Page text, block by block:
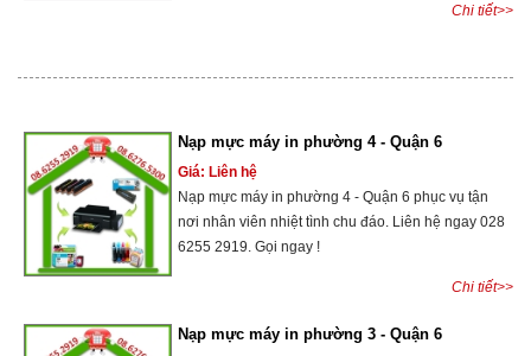
Chi tiết>>
Nạp mực máy in phường 4 - Quận 6
Giá: Liên hệ
Nạp mực máy in phường 4 - Quận 6 phục vụ tận
nơi nhân viên nhiệt tình chu đáo. Liên hệ ngay 028
6255 2919. Gọi ngay !
Chi tiết>>
Nạp mực máy in phường 3 - Quận 6